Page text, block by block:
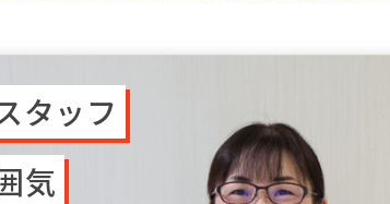
タッフ
気